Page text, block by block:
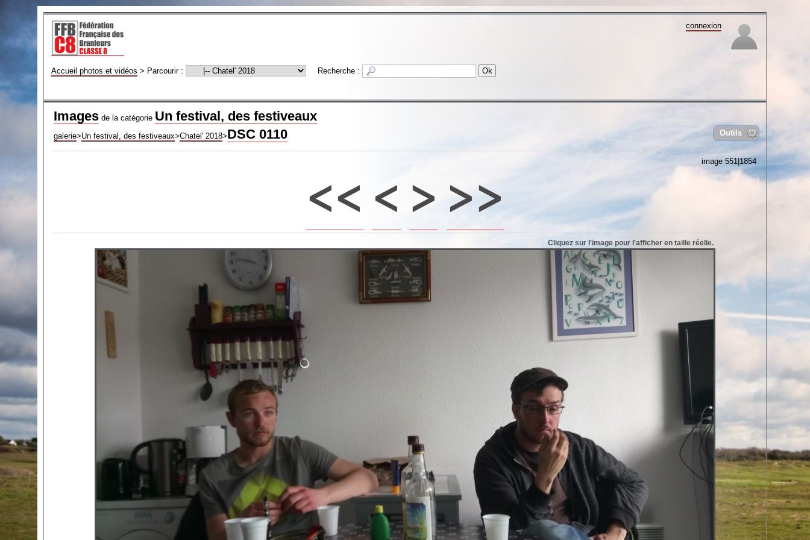
connexion
Accueil photos et vidéos > Parcourir : Recherche :
Images de la catégorie Un festival, des festiveaux
Outils
galerie>Un festival, des festiveaux>Chatel' 2018>DSC 0110
image 551|1854
<<<>>>
Cliquez sur l'image pour l'afficher en taille réelle.